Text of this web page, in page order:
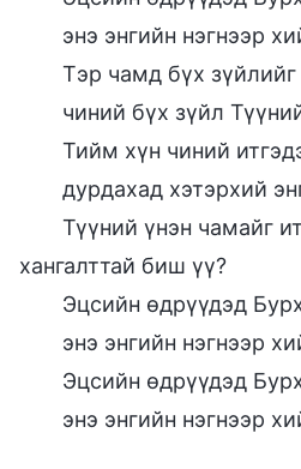
энэ энгийн нэгнээр
Тэр чамд бүх зүйлийг
чиний бүх зүйл
Тийм хүн чиний
дурдахад хэтэрхий
Түүний үнэн чамайг
хангалттай биш үү?
Эцсийн өдрүүдэд
энэ энгийн нэгнээр
Эцсийн өдрүүдэд
энэ энгийн нэгнээр